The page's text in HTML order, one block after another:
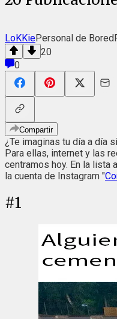
LoKKiePersonal de
20
0
Compartir
¿Te imaginas tu día a día
Para ellas, internet y las
centramos hoy. En la
la cuenta de Instagram "
#1